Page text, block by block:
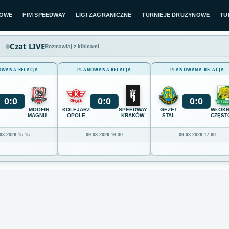
FIM SPEEDWAY LIGI ZAGRANICZNE TURNIEJE DRUŻYNOWE
Czat LIVERozmawiaj z kibicami
RELACJA
0:0
MOOFIN
MAGNUS
WIELKOPOLSKI
15:15
PLANOWANA RELACJA
KOLEJARZ
OPOLE
0:0
SPEEDWAY
KRAKÓW
09.08.2026 16:30
PLANOWANA RELACJA
GEZET
STAL
0:0
09.08.2026 17:00